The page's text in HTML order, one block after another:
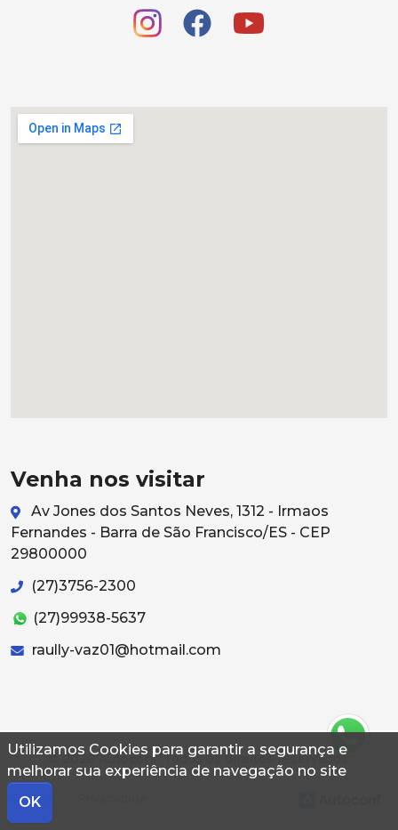
Utilizamos Cookies para garantir a segurança e
melhorar sua experiência de navegação no site
OK
Venha nos visitar
Av Jones dos Santos Neves, 1312 - Irmaos
Fernandes - Barra de São Francisco/ES - CEP
29800000
(27)3756-2300
(27)99938-5637
raully-vaz01@hotmail.com
© 2026 Autoconf. Todos os direitos reservados.
Termos